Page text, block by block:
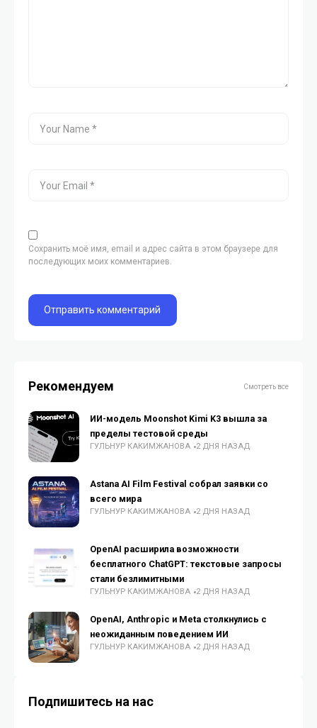
Сохранить моё имя, email и адрес сайта в этом браузере для
последующих моих комментариев.
Рекомендуем Смотреть все
ИИ-модель Moonshot Kimi K3 вышла за
пределы тестовой среды
ГУЛЬНУР КАКИМЖАНОВА 2 ДНЯ НАЗАД
Astana AI Film Festival собрал заявки со
всего мира
ГУЛЬНУР КАКИМЖАНОВА 2 ДНЯ НАЗАД
OpenAI расширила возможности
бесплатного ChatGPT: текстовые запросы
стали безлимитными
ГУЛЬНУР КАКИМЖАНОВА 2 ДНЯ НАЗАД
OpenAI, Anthropic и Meta столкнулись с
неожиданным поведением ИИ
ГУЛЬНУР КАКИМЖАНОВА 2 ДНЯ НАЗАД
Подпишитесь на нас